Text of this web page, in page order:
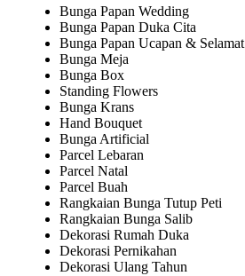
Bunga Papan Wedding
Bunga Papan Duka Cita
Bunga Papan Ucapan & Selamat
Bunga Meja
Bunga Box
Standing Flowers
Bunga Krans
Hand Bouquet
Bunga Artificial
Parcel Lebaran
Parcel Natal
Parcel Buah
Rangkaian Bunga Tutup Peti
Rangkaian Bunga Salib
Dekorasi Rumah Duka
Dekorasi Pernikahan
Dekorasi Ulang Tahun